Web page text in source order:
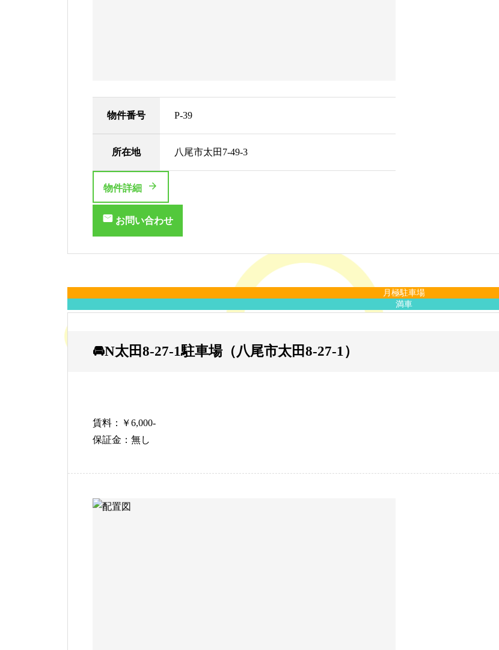
物件番号 P-39
所在地 八尾市太田7-49-3
物件詳細
お問い合わせ
月極駐車場
満車
🚘N太田8-27-1駐車場（八尾市太田8-27-1）
賃料：￥6,000-
保証金：無し